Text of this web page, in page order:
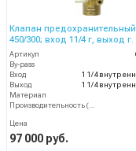
Клапан предохранительный
450/300; вход 11/4 г, выход г.
мин 330 бар
Артикул
By-pass
Вход
Выход
Материал
Цена
97 000 руб.